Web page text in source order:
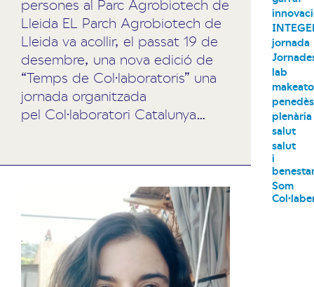
persones al Parc Agrobiotech de
Lleida EL Parch Agrobiotech de
Lleida va acollir, el passat 19 de
desembre, una nova edició de
“Temps de Col·laboratoris” una
jornada organitzada
pel Col·laboratori Catalunya…
jornada
lab
penedès
plenària
salut
salut
i
Som